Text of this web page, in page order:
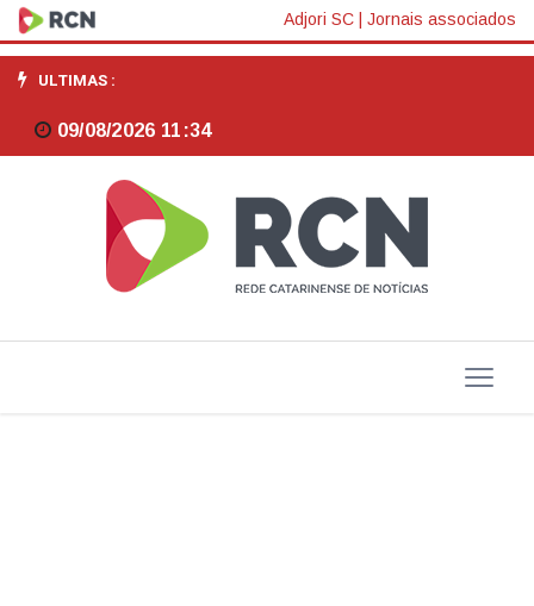
Estado
tem
novas
voltadas
saúde
Adjori SC Jornais associados
ULTIMAS :
09/08/2026 11:34